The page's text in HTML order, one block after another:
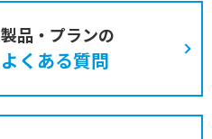
製品・プランの
よくある質問